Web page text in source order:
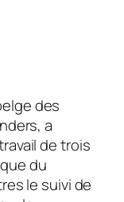
des
a
de trois
du
le suivi de